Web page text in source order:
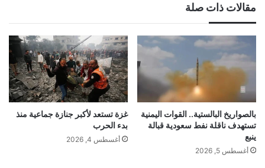
مقالات ذات صلة
بالصواريخ البالستية.. القوات اليمنية
تستهدف ناقلة نفط سعودية قبالة
ينبع
أغسطس 5, 2026
غزة تستعد لأكبر جنازة جماعية منذ
بدء الحرب
أغسطس 4, 2026